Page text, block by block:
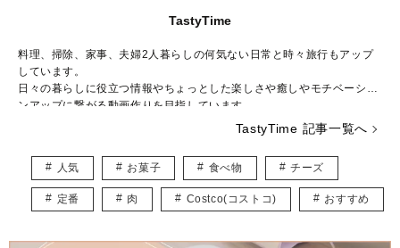
TastyTime
料理、掃除、家事、夫婦2人暮らしの何気ない日常と時々旅行もアップ
しています。
日々の暮らしに役立つ情報やちょっとした楽しさや癒しやモチベーショ
ンアップに繋がる動画作りを目指しています。
YouTube動画内で紹介している情報をアップしています。
YouTubeよりも細かい情報を掲載していますので、良かったらぜひご覧
ください。
★Facebook：https://www.facebook.com/TastyTimeChannel/
TastyTime 記事一覧へ
人気 お菓子 食べ物 チーズ
定番 肉 Costco(コストコ) おすすめ